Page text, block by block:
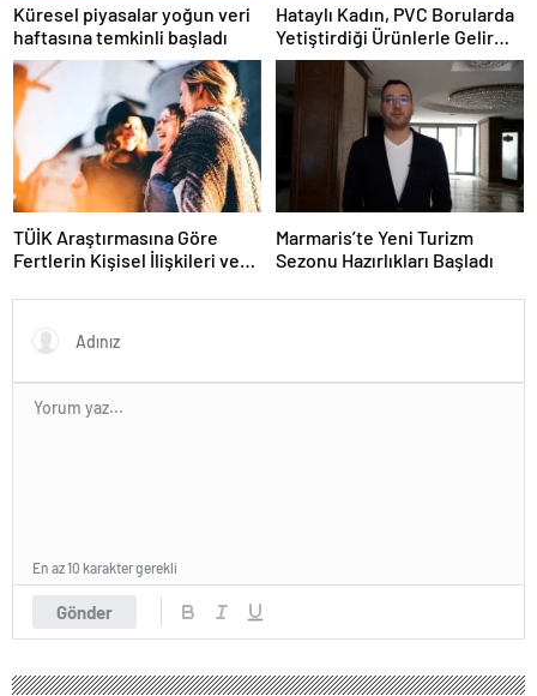
Küresel piyasalar yoğun veri
haftasına temkinli başladı
Hataylı Kadın, PVC Borularda
Yetiştirdiği Ürünlerle Gelir
Elde Ediyor
TÜİK Araştırmasına Göre
Fertlerin Kişisel İlişkileri ve
Marmaris’te Yeni Turizm
Sezonu Hazırlıkları Başladı
Gönder
En az 10 karakter gerekli